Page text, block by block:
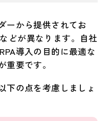
ーから提供されてお
どが異なります。自社
導入の目的に最適な
重要です。
下の点を考慮しましょ